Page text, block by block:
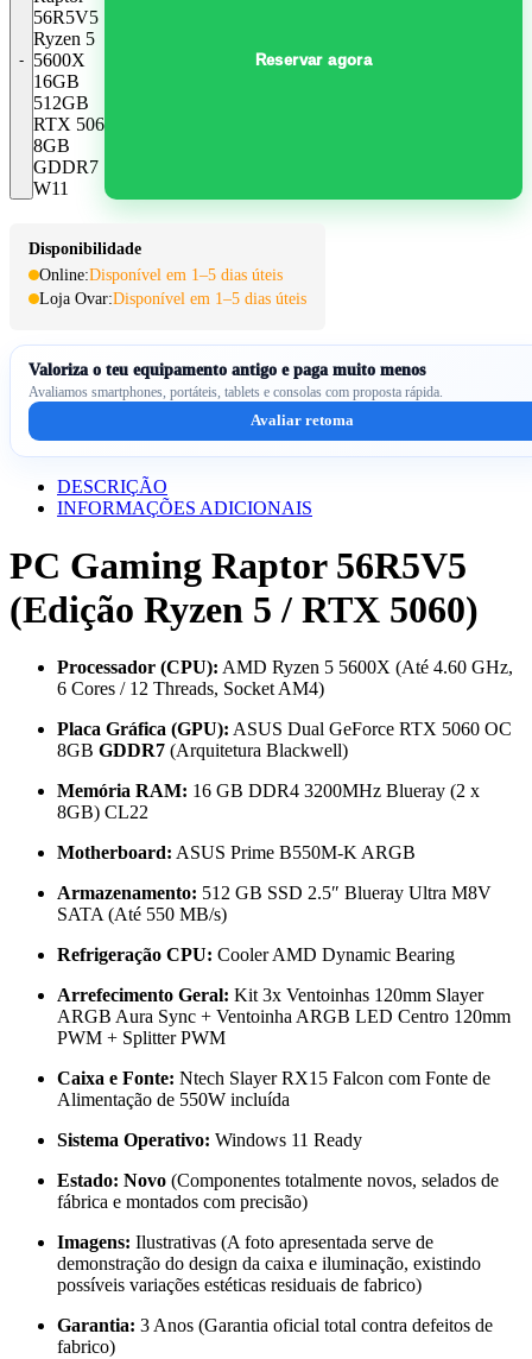
56R5V5
Ryzen 5
5600X
16GB
512GB
RTX 5060
8GB
GDDR7
W11
Reservar agora
Disponibilidade
Online:Disponível em 1–5 dias úteis
Loja Ovar:Disponível em 1–5 dias úteis
Valoriza o teu equipamento antigo e paga muito menos
Avaliamos smartphones, portáteis, tablets e consolas com proposta rápida.
Avaliar retoma
DESCRIÇÃO
INFORMAÇÕES ADICIONAIS
PC Gaming Raptor 56R5V5
(Edição Ryzen 5 / RTX 5060)
Processador (CPU): AMD Ryzen 5 5600X (Até 4.60 GHz,
6 Cores / 12 Threads, Socket AM4)
Placa Gráfica (GPU): ASUS Dual GeForce RTX 5060 OC
8GB GDDR7 (Arquitetura Blackwell)
Memória RAM: 16 GB DDR4 3200MHz Blueray (2 x
8GB) CL22
Motherboard: ASUS Prime B550M-K ARGB
Armazenamento: 512 GB SSD 2.5″ Blueray Ultra M8V
SATA (Até 550 MB/s)
Refrigeração CPU: Cooler AMD Dynamic Bearing
Arrefecimento Geral: Kit 3x Ventoinhas 120mm Slayer
ARGB Aura Sync + Ventoinha ARGB LED Centro 120mm
PWM + Splitter PWM
Caixa e Fonte: Ntech Slayer RX15 Falcon com Fonte de
Alimentação de 550W incluída
Sistema Operativo: Windows 11 Ready
Estado: Novo (Componentes totalmente novos, selados de
fábrica e montados com precisão)
Imagens: Ilustrativas (A foto apresentada serve de
demonstração do design da caixa e iluminação, existindo
possíveis variações estéticas residuais de fabrico)
Garantia: 3 Anos (Garantia oficial total contra defeitos de
fabrico)